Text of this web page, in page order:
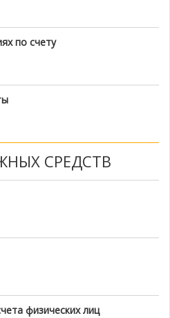
по счету
СРЕДСТВ
физических лиц